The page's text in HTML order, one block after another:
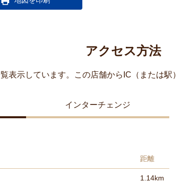
アクセス方法
表示しています。この店舗からIC（または駅
インターチェンジ
距離
1.14km